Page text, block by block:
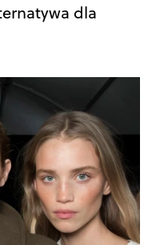
dla